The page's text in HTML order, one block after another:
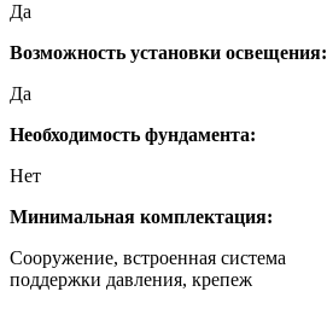
Да
Возможность установки освещения:
Да
Необходимость фундамента:
Нет
Минимальная комплектация:
Сооружение, встроенная система
поддержки давления, крепеж